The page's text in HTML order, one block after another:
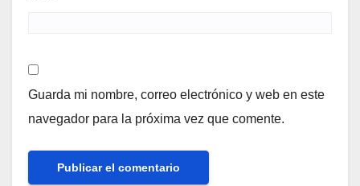
Guarda mi nombre, correo electrónico y web en este
navegador para la próxima vez que comente.